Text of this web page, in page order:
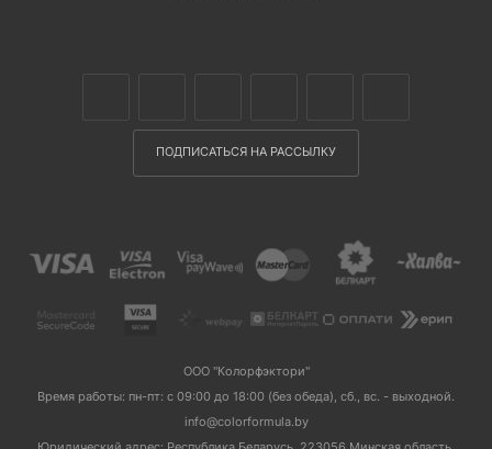
ПОДПИСАТЬСЯ НА РАССЫЛКУ
ООО "Колорфэктори"
Время работы: пн-пт: с 09:00 до 18:00 (без обеда), сб., вс. - выходной.
info@colorformula.by